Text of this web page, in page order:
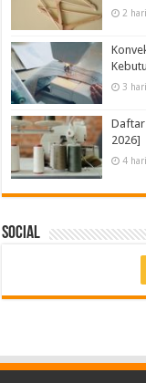
2
3
Daftar
2026]
4
Social